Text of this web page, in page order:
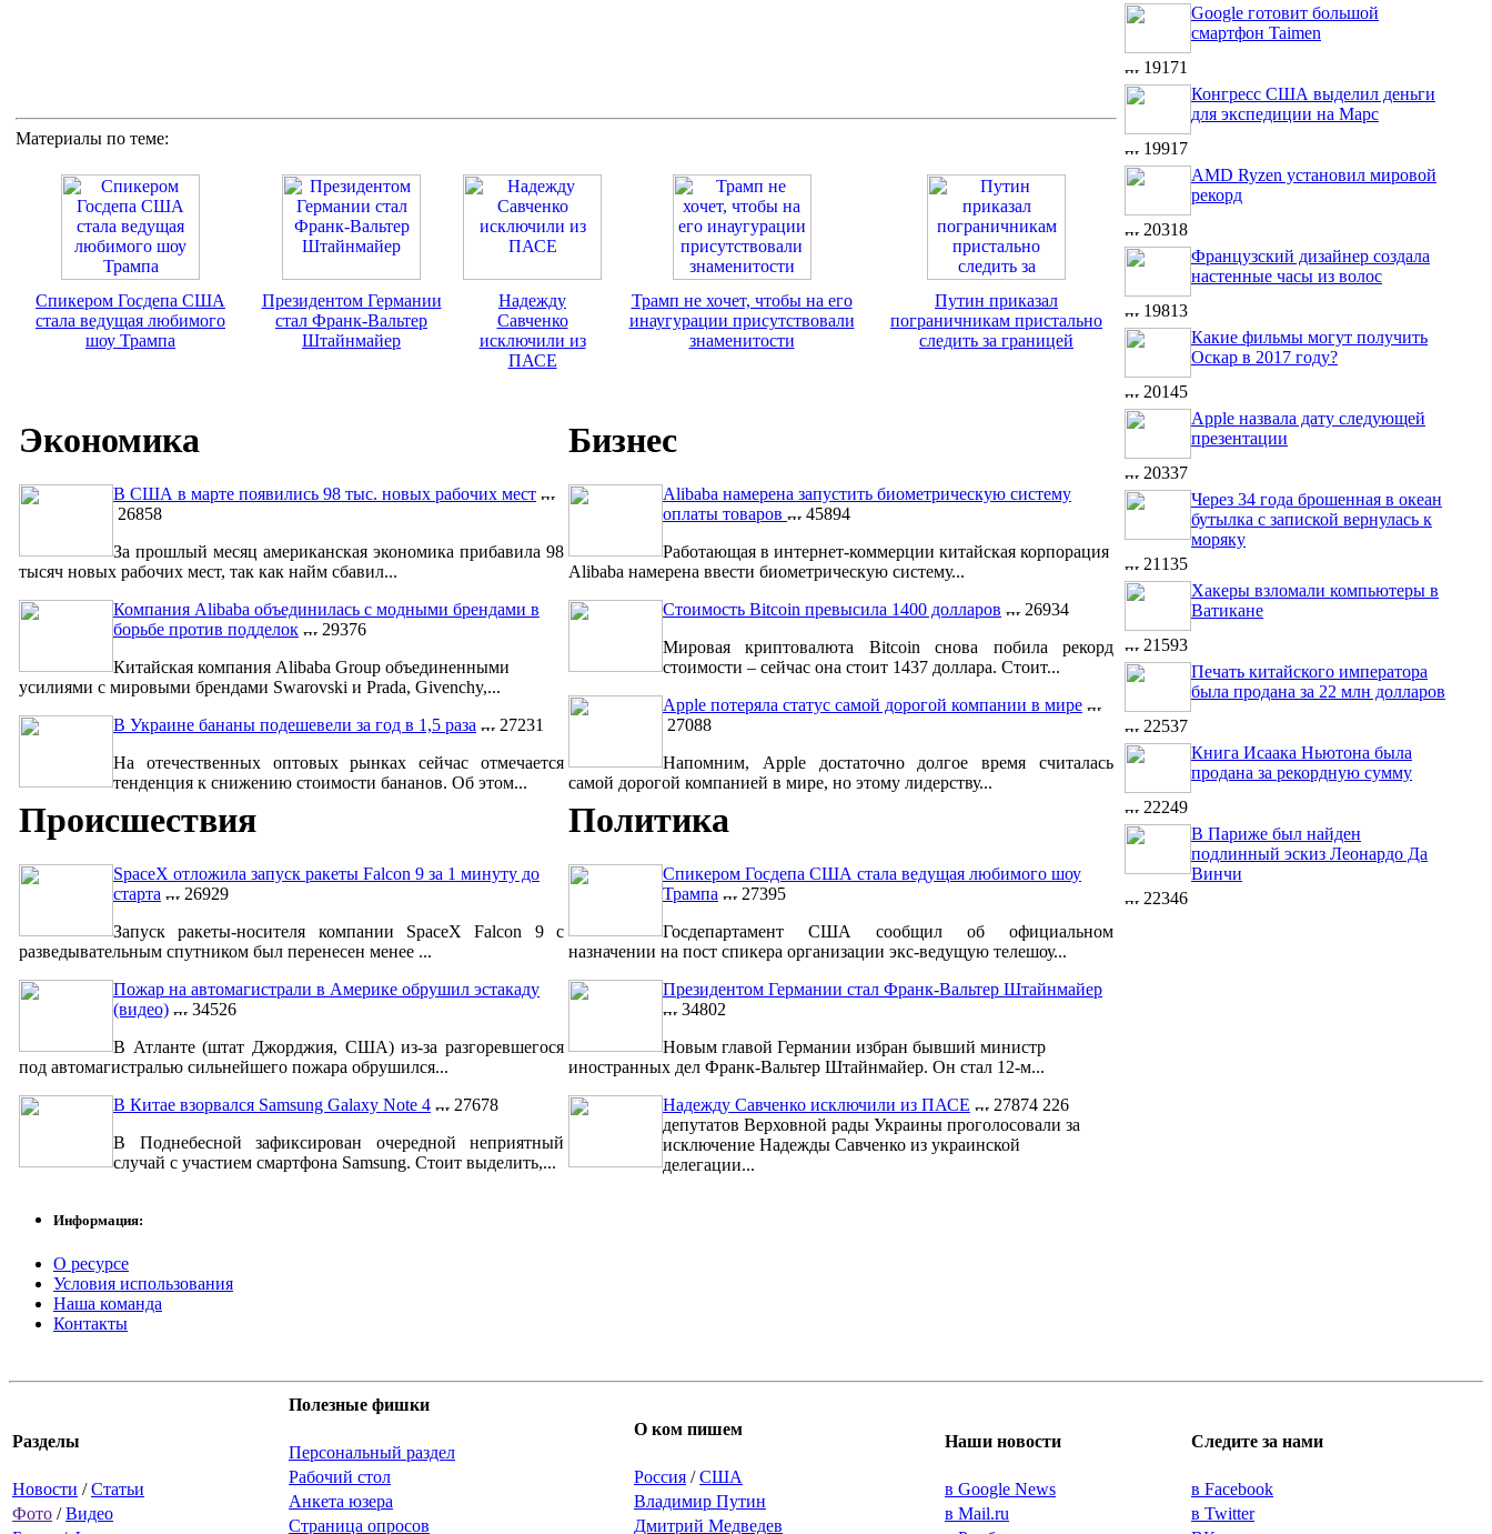
Материалы по теме:
Спикером Госдепа США
стала ведущая любимого
шоу Трампа
Президентом Германии
стал Франк-Вальтер
Штайнмайер
Надежду
Савченко
исключили из
ПАСЕ
Трамп не хочет, чтобы на его
инаугурации присутствовали
знаменитости
Путин приказал
пограничникам пристально
следить за границей
Экономика
В США в марте появились 98 тыс. новых рабочих мест
26858
За прошлый месяц американская экономика прибавила 98
тысяч новых рабочих мест, так как найм сбавил...
Компания Alibaba объединилась с модными брендами в
борьбе против подделок
29376
Китайская компания Alibaba Group объединенными
усилиями с мировыми брендами Swarovski и Prada, Givenchy,...
В Украине бананы подешевели за год в 1,5 раза
27231
На отечественных оптовых рынках сейчас отмечается
тенденция к снижению стоимости бананов. Об этом...
Бизнес
Alibaba намерена запустить биометрическую систему
оплаты товаров
45894
Работающая в интернет-коммерции китайская корпорация
Alibaba намерена ввести биометрическую систему...
Стоимость Bitcoin превысила 1400 долларов
26934
Мировая криптовалюта Bitcoin снова побила рекорд
стоимости – сейчас она стоит 1437 доллара. Стоит...
Apple потеряла статус самой дорогой компании в мире
27088
Напомним, Apple достаточно долгое время считалась
самой дорогой компанией в мире, но этому лидерству...
Происшествия
SpaceX отложила запуск ракеты Falcon 9 за 1 минуту до
старта
26929
Запуск ракеты-носителя компании SpaceX Falcon 9 с
разведывательным спутником был перенесен менее ...
Пожар на автомагистрали в Америке обрушил эстакаду
(видео)
34526
В Атланте (штат Джорджия, США) из-за разгоревшегося
под автомагистралью сильнейшего пожара обрушился...
В Китае взорвался Samsung Galaxy Note 4
27678
В Поднебесной зафиксирован очередной неприятный
случай с участием смартфона Samsung. Стоит выделить,...
Политика
Спикером Госдепа США стала ведущая любимого шоу
Трампа
27395
Госдепартамент США сообщил об официальном
назначении на пост спикера организации экс-ведущую телешоу...
Президентом Германии стал Франк-Вальтер Штайнмайер
34802
Новым главой Германии избран бывший министр
иностранных дел Франк-Вальтер Штайнмайер. Он стал 12-м...
Надежду Савченко исключили из ПАСЕ
27874 226
депутатов Верховной рады Украины проголосовали за
исключение Надежды Савченко из украинской
делегации...
Google готовит большой
смартфон Taimen
19171
Конгресс США выделил деньги
для экспедиции на Марс
19917
AMD Ryzen установил мировой
рекорд
20318
Французский дизайнер создала
настенные часы из волос
19813
Какие фильмы могут получить
Оскар в 2017 году?
20145
Apple назвала дату следующей
презентации
20337
Через 34 года брошенная в океан
бутылка с запиской вернулась к
моряку
21135
Хакеры взломали компьютеры в
Ватикане
21593
Печать китайского императора
была продана за 22 млн долларов
22537
Книга Исаака Ньютона была
продана за рекордную сумму
22249
В Париже был найден
подлинный эскиз Леонардо Да
Винчи
22346
Информация:
О ресурсе
Условия использования
Наша команда
Контакты
Разделы
Новости /Статьи
Фото /Видео
Полезные фишки
Персональный раздел
Рабочий стол
Анкета юзера
Страница опросов
О ком пишем
Россия /США
Владимир Путин
Дмитрий Медведев
Наши новости
в Google News
в Mail.ru
Следите за нами
в Facebook
в Twitter